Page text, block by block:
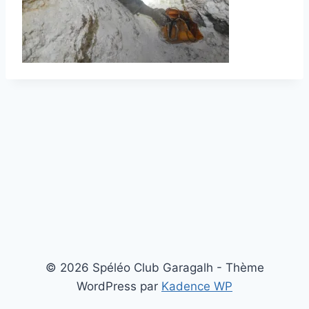
© 2026 Spéléo Club Garagalh - Thème
WordPress par Kadence WP